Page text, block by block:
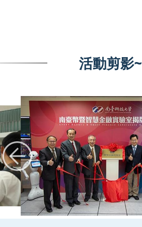
活動剪影~